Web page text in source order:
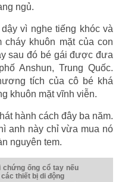
ngủ.
vì nghe tiếng khóc và
khuôn mặt của con
sau đó bé gái được đưa
Anshun, Trung Quốc.
tích của cô bé khá
khuôn mặt vĩnh viễn.
hành cách đây ba năm.
anh này chỉ vừa mua nó
nguyên tem.
chứng ống cổ tay nếu
thiết bị di động